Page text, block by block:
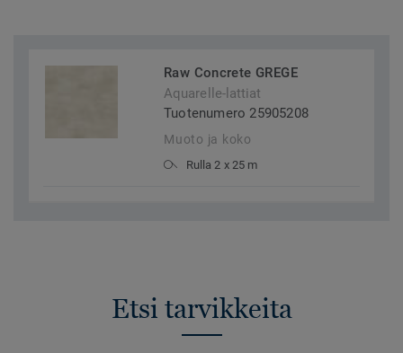
Raw Concrete GREGE
Aquarelle-lattiat
Tuotenumero 25905208
Muoto ja koko
Rulla 2 x 25 m
Etsi tarvikkeita